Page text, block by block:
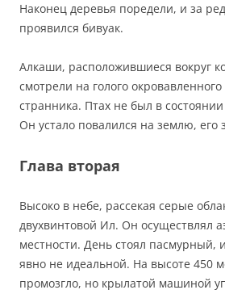
Наконец деревья поредели, и за
проявился бивуак.
Алкаши, расположившиеся вокруг
смотрели на голого
странника. Птах не был в
Он устало повалился на землю, его
Глава вторая
Высоко в небе, рассекая серые
двухвинтовой Ил. Он осуществлял
местности. День стоял пасмурный,
явно не идеальной. На высоте 450
промозгло, но крылатой машиной